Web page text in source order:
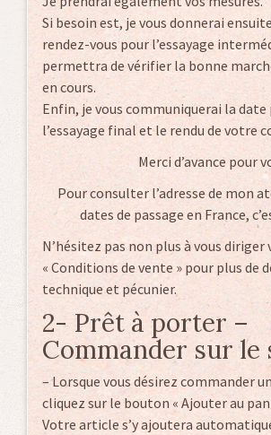
Si besoin est, je vous donnerai
rendez-vous pour l’essayage
permettra de vérifier la bonne
en cours.
Enfin, je vous communiquerai la date
l’essayage final et le rendu de votre
Merci d’avance pour
Pour consulter l’adresse de mon
dates de passage en France,
N’hésitez pas non plus à vous diriger
« Conditions de vente » pour plus de
technique et pécunier.
2- Prêt à porter –
Commander sur le
– Lorsque vous désirez commander
cliquez sur le bouton « Ajouter au
Votre article s’y ajoutera